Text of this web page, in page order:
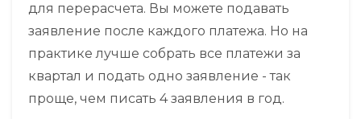
для перерасчета. Вы можете подавать
заявление после каждого платежа. Но на
практике лучше собрать все платежи за
квартал и подать одно заявление - так
проще, чем писать 4 заявления в год.